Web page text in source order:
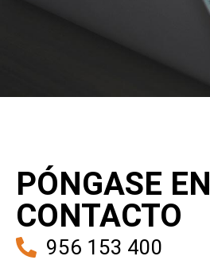
PÓNGASE EN
CONTACTO
956 153 400